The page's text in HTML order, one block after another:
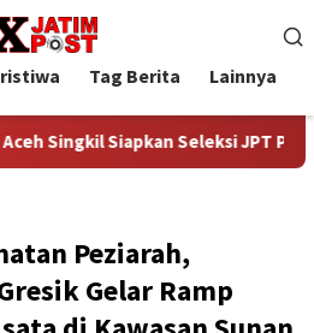
Tag Berita Lainnya
Siapkan Seleksi JPT Pratama,
Peziarah,
Gelar Ramp